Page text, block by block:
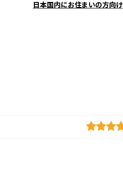
日本国内にお住まいの方向け